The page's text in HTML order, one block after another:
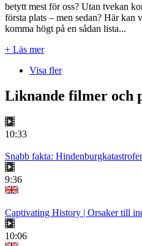
betytt mest för oss? Utan tvekan
första plats – men sedan? Här kan
komma högt på en sådan lista...
+ Läs mer
Visa fler
Liknande filmer och
10:33
Snabb fakta:
9:36
Captivating History | Orsaker till
10:06